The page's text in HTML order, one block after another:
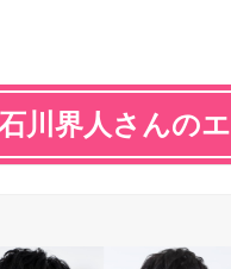
川界人さんの